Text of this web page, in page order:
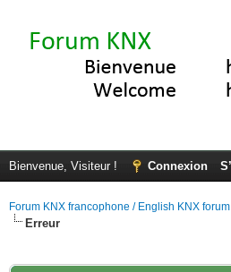
Bienvenue, Visiteur ! Connexion
Forum KNX francophone / English KNX forum
Erreur